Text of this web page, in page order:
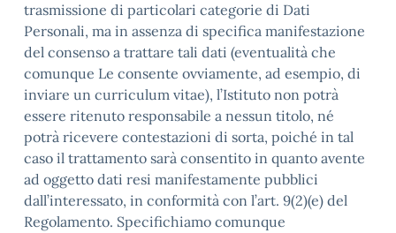
trasmissione di particolari categorie di Dati
Personali, ma in assenza di specifica manifestazione
del consenso a trattare tali dati (eventualità che
comunque Le consente ovviamente, ad esempio, di
inviare un curriculum vitae), l’Istituto non potrà
essere ritenuto responsabile a nessun titolo, né
potrà ricevere contestazioni di sorta, poiché in tal
caso il trattamento sarà consentito in quanto avente
ad oggetto dati resi manifestamente pubblici
dall’interessato, in conformità con l’art. 9(2)(e) del
Regolamento. Specifichiamo comunque